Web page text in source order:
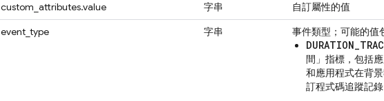
custom_attributes.value
字串
自訂屬性的值
event_type
字串 事件類型；可能的值
間」指標，包括
和應用程式在背
訂程式碼追蹤記錄